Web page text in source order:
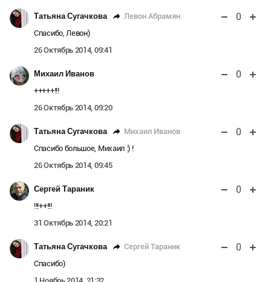
Татьяна Сугачкова Левон Абрамян 0
Спасибо, Левон)
26 Октябрь 2014, 09:41
Михаил Иванов 0
+++++!!!
26 Октябрь 2014, 09:20
Татьяна Сугачкова Михаил Иванов 0
Спасибо большое, Михаил :) !
26 Октябрь 2014, 09:45
Сергей Тараник 0
!!!++!!!
31 Октябрь 2014, 20:21
Татьяна Сугачкова Сергей Тараник 0
Спасибо)